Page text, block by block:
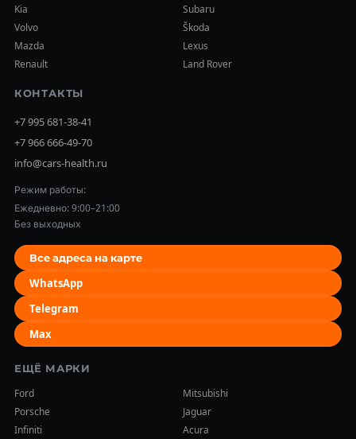
Kia
Subaru
Volvo
Škoda
Mazda
Lexus
Renault
Land Rover
КОНТАКТЫ
+7 995 681-38-41
+7 966 666-49-70
info@cars-health.ru
Режим работы:
Ежедневно: 9:00–21:00
Без выходных
Все адреса на карте
WhatsApp
Telegram
Max
ЕЩЁ МАРКИ
Ford
Mitsubishi
Porsche
Jaguar
Infiniti
Acura